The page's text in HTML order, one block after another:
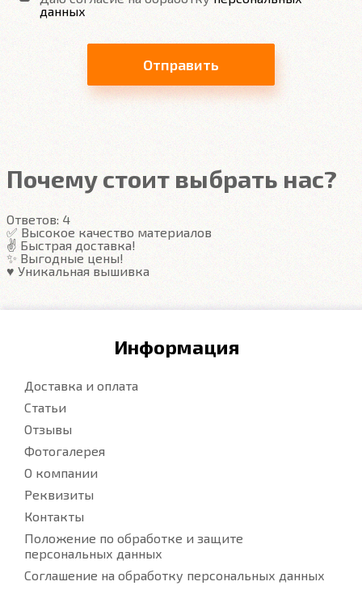
данных
Отправить
Почему стоит выбрать нас?
Ответов: 4
✅ Высокое качество материалов
✌️ Быстрая доставка!
✨ Выгодные цены!
♥️ Уникальная вышивка
Информация
Доставка и оплата
Статьи
Отзывы
Фотогалерея
О компании
Реквизиты
Контакты
Положение по обработке и защите
персональных данных
Соглашение на обработку персональных данных